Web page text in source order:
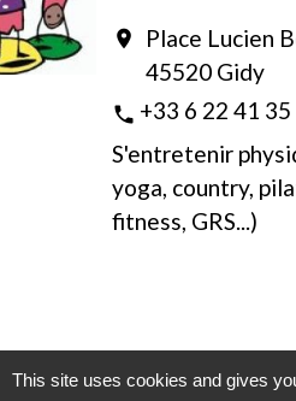
location_on
Place Lucien
45520 Gidy
phone +33 6 22 41 35
S'entretenir
yoga, country,
fitness, GRS...)
This site uses cookies and gives